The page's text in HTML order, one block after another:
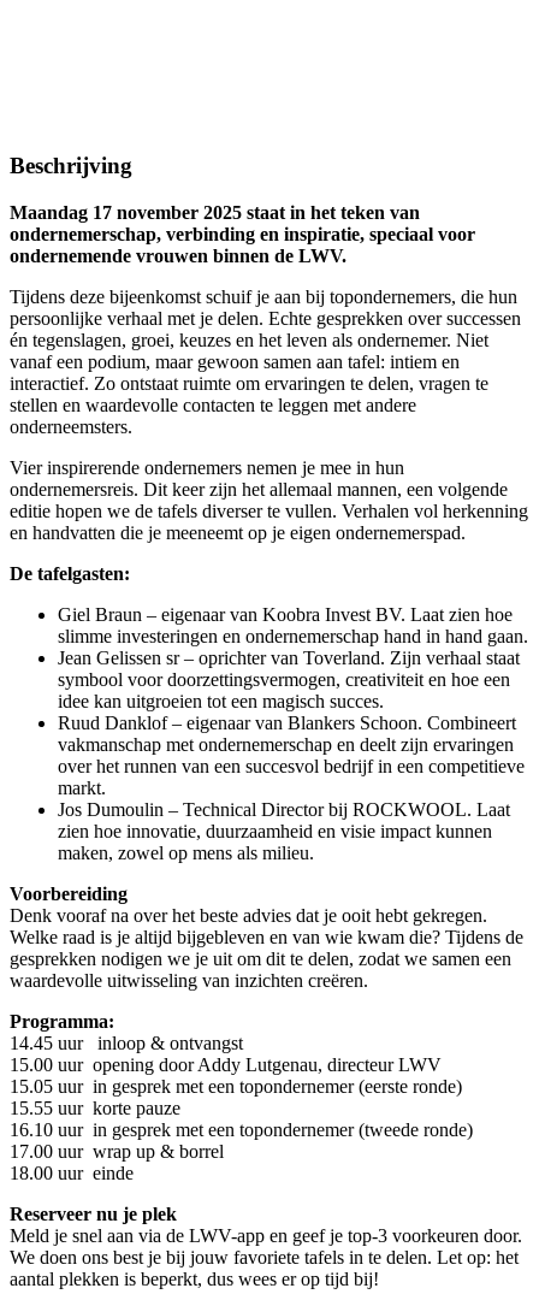
Beschrijving
Maandag 17 november 2025 staat in het teken van
ondernemerschap, verbinding en inspiratie, speciaal voor
ondernemende vrouwen binnen de LWV.
Tijdens deze bijeenkomst schuif je aan bij topondernemers, die hun
persoonlijke verhaal met je delen. Echte gesprekken over successen
én tegenslagen, groei, keuzes en het leven als ondernemer. Niet
vanaf een podium, maar gewoon samen aan tafel: intiem en
interactief. Zo ontstaat ruimte om ervaringen te delen, vragen te
stellen en waardevolle contacten te leggen met andere
onderneemsters.
Vier inspirerende ondernemers nemen je mee in hun
ondernemersreis. Dit keer zijn het allemaal mannen, een volgende
editie hopen we de tafels diverser te vullen. Verhalen vol herkenning
en handvatten die je meeneemt op je eigen ondernemerspad.
De tafelgasten:
Giel Braun – eigenaar van Koobra Invest BV. Laat zien hoe
slimme investeringen en ondernemerschap hand in hand gaan.
Jean Gelissen sr – oprichter van Toverland. Zijn verhaal staat
symbool voor doorzettingsvermogen, creativiteit en hoe een
idee kan uitgroeien tot een magisch succes.
Ruud Danklof – eigenaar van Blankers Schoon. Combineert
vakmanschap met ondernemerschap en deelt zijn ervaringen
over het runnen van een succesvol bedrijf in een competitieve
markt.
Jos Dumoulin – Technical Director bij ROCKWOOL. Laat
zien hoe innovatie, duurzaamheid en visie impact kunnen
maken, zowel op mens als milieu.
Voorbereiding
Denk vooraf na over het beste advies dat je ooit hebt gekregen.
Welke raad is je altijd bijgebleven en van wie kwam die? Tijdens de
gesprekken nodigen we je uit om dit te delen, zodat we samen een
waardevolle uitwisseling van inzichten creëren.
Programma:
14.45 uur inloop & ontvangst
15.00 uur opening door Addy Lutgenau, directeur LWV
15.05 uur in gesprek met een topondernemer (eerste ronde)
15.55 uur korte pauze
16.10 uur in gesprek met een topondernemer (tweede ronde)
17.00 uur wrap up & borrel
18.00 uur einde
Reserveer nu je plek
Meld je snel aan via de LWV-app en geef je top-3 voorkeuren door.
We doen ons best je bij jouw favoriete tafels in te delen. Let op: het
aantal plekken is beperkt, dus wees er op tijd bij!